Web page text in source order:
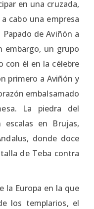
en una cruzada,
cabo una empresa
de Aviñón a
embargo, un grupo
con él en la célebre
primero a Aviñón y
embalsamado
La piedra del
en Brujas,
donde doce
de Teba contra
la Europa en la que
los templarios, el